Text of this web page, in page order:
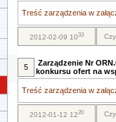
Treść zarządzenia w
2012-02-09 1033
5
Zarządzenie Nr
konkursu ofert na
Treść zarządzenia w
2012-01-12 1220